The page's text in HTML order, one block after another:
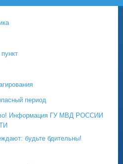
период
Информация ГУ МВД РОССИИ
будьте бдительны!